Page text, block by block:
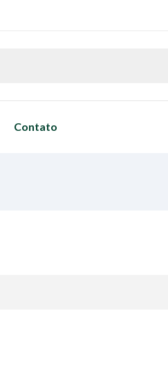
Contato